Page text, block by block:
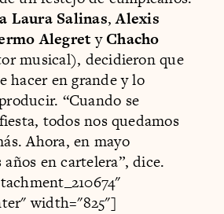
Laura Salinas,Alexis
AlegretyChacho
musical), decidieron que
hacer en grande y lo
“Cuando se
todos nos quedamos
Ahora, en mayo
en cartelera”, dice.
width="825"]